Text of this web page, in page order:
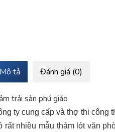
Mô tả Đánh giá (0)
trải sàn phú giáo
ty cung cấp và thợ thi công
rất nhiều mẫu thảm lót văn